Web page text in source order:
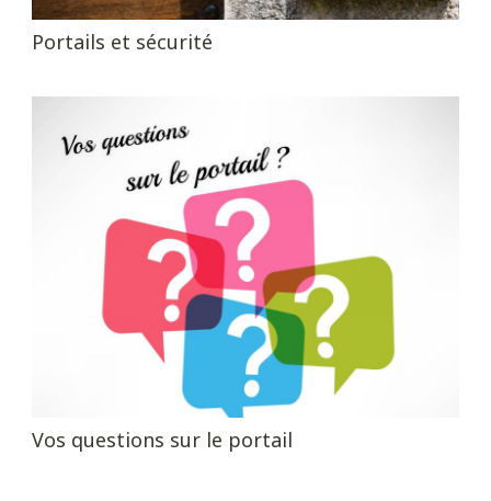
Portails et sécurité
Vos questions sur le portail